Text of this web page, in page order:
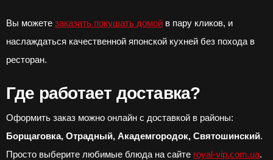
Вы можете заказать покушать домой в пару кликов, и
наслаждаться качественной японской кухней без похода в
ресторан.
Где работает доставка?
Оформить заказ можно онлайн с доставкой в районы:
Борщаговка, Отрадный, Академгородок, Святошинский.
Просто выберите любимые блюда на сайте royal-vip.com.ua.